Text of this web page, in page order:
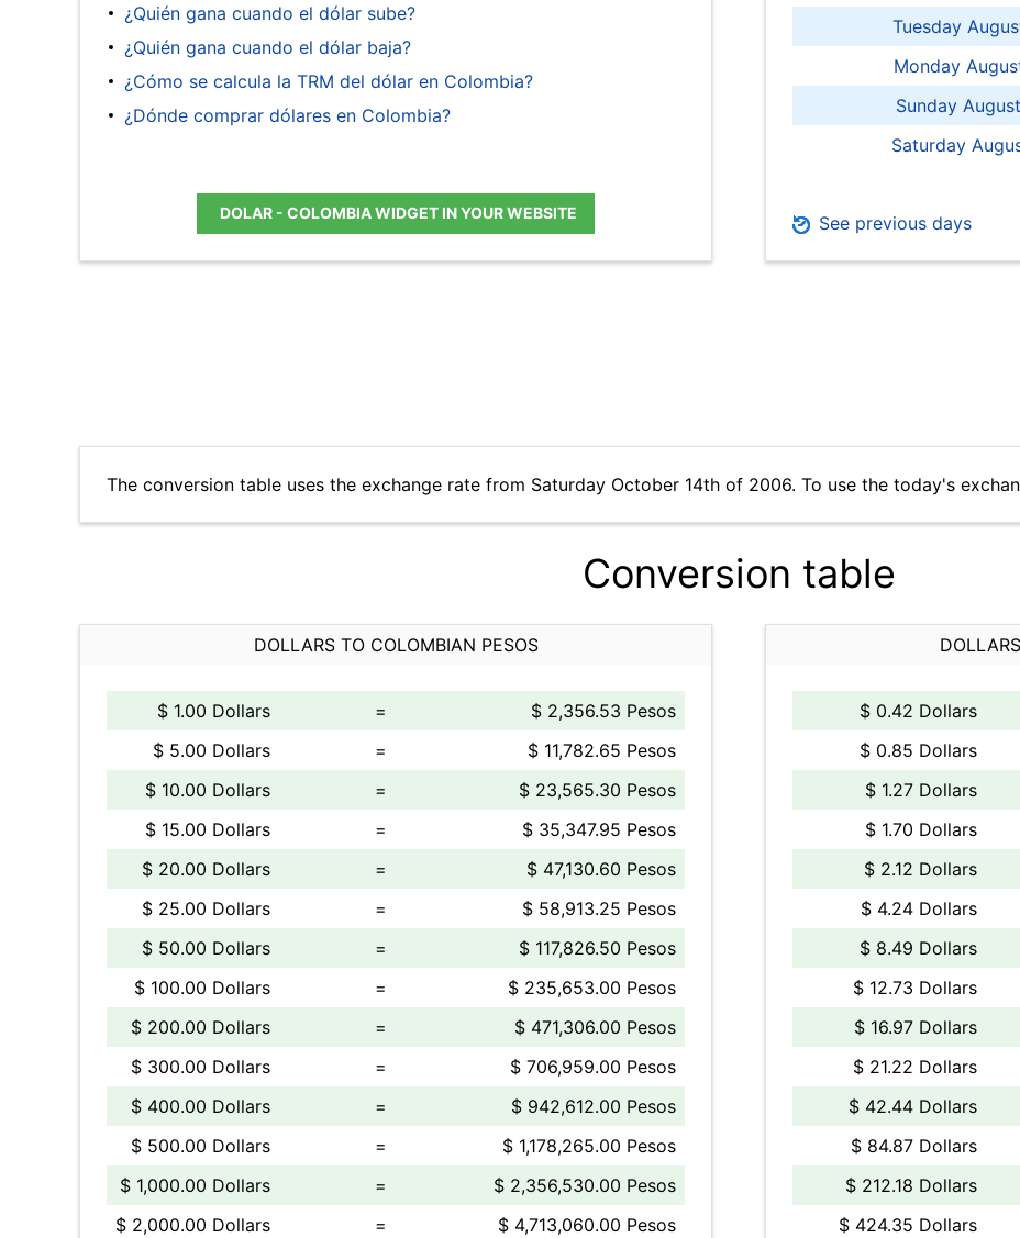
¿Quién gana cuando el dólar sube?
¿Quién gana cuando el dólar baja?
¿Cómo se calcula la TRM del dólar en Colombia?
¿Dónde comprar dólares en Colombia?
DOLAR - COLOMBIA WIDGET IN YOUR WEBSITE
Tuesday
Monday
Sunday
Saturday
See previous days
The conversion table uses the exchange rate from Saturday October 14th of 2006. To use the today's
Conversion table
DOLLARS TO COLOMBIAN PESOS
$ 1.00 Dollars =
$ 2,356.53 Pesos
$ 5.00 Dollars
=
$ 11,782.65 Pesos
$ 10.00 Dollars
=
$ 23,565.30 Pesos
$ 15.00 Dollars
=
$ 35,347.95 Pesos
$ 20.00 Dollars
=
$ 47,130.60 Pesos
$ 25.00 Dollars
=
$ 58,913.25 Pesos
$ 50.00 Dollars
=
$ 117,826.50 Pesos
$ 100.00 Dollars
=
$ 235,653.00 Pesos
$ 200.00 Dollars
=
$ 471,306.00 Pesos
$ 300.00 Dollars
=
$ 706,959.00 Pesos
$ 400.00 Dollars
=
$ 942,612.00 Pesos
$ 500.00 Dollars
=
$ 1,178,265.00 Pesos
$ 1,000.00 Dollars
=
$ 2,356,530.00 Pesos
$ 2,000.00 Dollars
= $ 4,713,060.00 Pesos
$ 0.42 Dollars
$ 0.85 Dollars
$ 1.27 Dollars
$ 1.70 Dollars
$ 2.12 Dollars
$ 4.24 Dollars
$ 8.49 Dollars
$ 12.73 Dollars
$ 16.97 Dollars
$ 21.22 Dollars
$ 42.44 Dollars
$ 84.87 Dollars
$ 212.18 Dollars
$ 424.35 Dollars